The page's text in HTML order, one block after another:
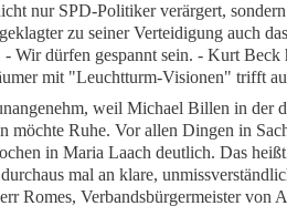
nur SPD-Politiker verärgert,
zu seiner Verteidigung auch
Wir dürfen gespannt sein. - Kurt Beck
mit "Leuchtturm-Visionen" trifft
weil Michael Billen in der
möchte Ruhe. Vor allen Dingen in
in Maria Laach deutlich. Das
mal an klare,
Romes, Verbandsbürgermeister von